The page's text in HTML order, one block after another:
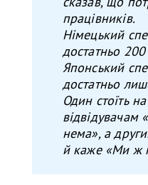
працівників.
Німецький
достатньо 200
Японський
достатньо
Один стоїть
відвідувачам
нема», а
йкаже «Ми ж